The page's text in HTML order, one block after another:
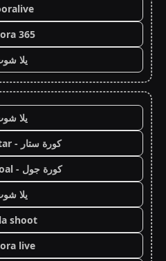
365
يلا
يلا
كورة ستار - koora-star
كورة جول - koora-goal
يلا
shoot
live